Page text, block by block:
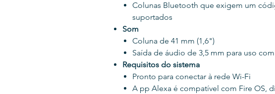
Colunas Bluetooth que exigem um
suportados
Som
Coluna de 41 mm (1,6")
Saída de áudio de 3,5 mm para uso
Requisitos do sistema
Pronto para conectar à rede Wi-Fi
A pp Alexa é compatível com Fire OS,